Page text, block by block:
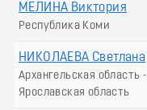
МЕЛИНА Виктория
Республика Коми
НИКОЛАЕВА Светлана
Архангельская область -
Ярославская область